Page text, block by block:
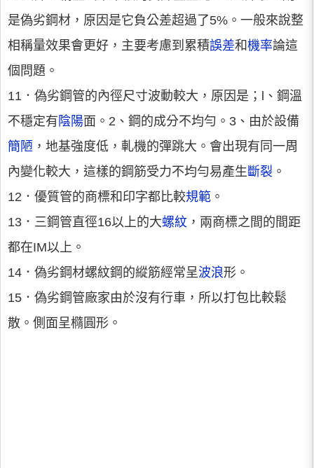
是偽劣鋼材，原因是它負公差超過了5%。一般來說整
相稱量效果會更好，主要考慮到累積誤差和機率論這
個問題。
11．偽劣鋼管的內徑尺寸波動較大，原因是；l、鋼溫
不穩定有 陰陽面。2、鋼的成分不均勻。3、由於設備
簡陋 ，地基強度低，軋機的彈跳大。會出現有同一周
內變化較大，這樣的鋼筋受力不均勻易產生斷裂 。
12．優質管的商標和印字都比較規範 。
13．三鋼管直徑16以上的大螺紋 ，兩商標之間的間距
都在IM以上。
14．偽劣鋼材螺紋鋼的縱筋經常呈波浪形。
15．偽劣鋼管廠家由於沒有行車，所以打包比較鬆
散。側面呈橢圓形。